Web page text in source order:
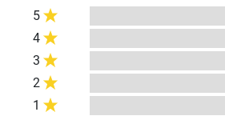
5
4
3
2
1